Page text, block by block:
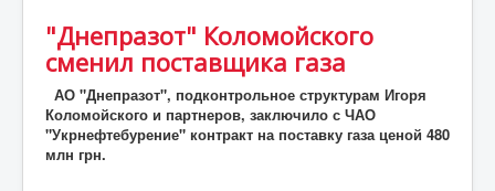
"Днепразот" Коломойского
сменил поставщика газа
АО "Днепразот", подконтрольное структурам Игоря
Коломойского и партнеров, заключило с ЧАО
"Укрнефтебурение" контракт на поставку газа ценой 480
млн грн.